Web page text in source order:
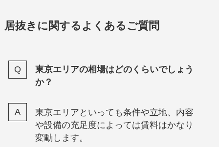
居抜きに関するよくあるご質問
東京エリアの相場はどのくらいでしょう
か？
東京エリアといっても条件や立地、内容
や設備の充足度によっては賃料はかなり
変動します。